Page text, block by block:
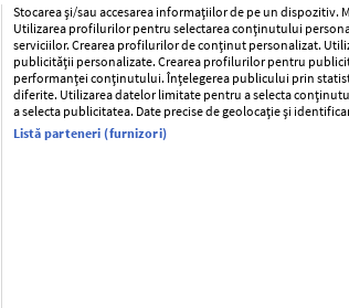
Libertatea pentru femei Viva
Decizia ONJN nr. 821/25.09.2025.
de noroc sunt interzise minorilor.
© 2026 Ringier Romania SRL
Stocarea și/sau accesarea informațiilor de pe un dispozitiv.
Utilizarea profilurilor pentru selectarea conținutului
serviciilor. Crearea profilurilor de conținut personalizat.
publicității personalizate. Crearea profilurilor pentru
performanței conținutului. Înțelegerea publicului prin
diferite. Utilizarea datelor limitate pentru a selecta
a selecta publicitatea. Date precise de geolocație și
Listă parteneri (furnizori)